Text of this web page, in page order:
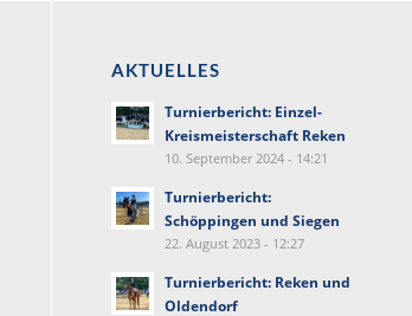
AKTUELLES
Turnierbericht: Einzel-
Kreismeisterschaft Reken
10. September 2024 - 14:21
Turnierbericht:
Schöppingen und Siegen
22. August 2023 - 12:27
Turnierbericht: Reken und
Oldendorf